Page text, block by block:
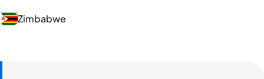
Zimbabwe